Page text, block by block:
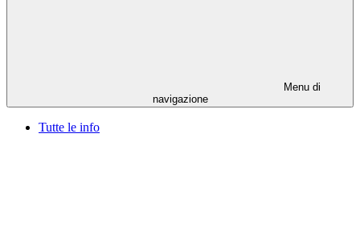
Menu di
navigazione
Tutte le info